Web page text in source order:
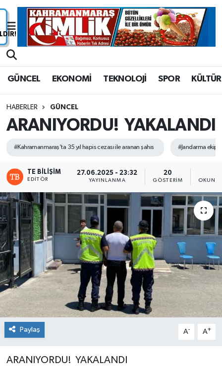
GÜNCEL EKONOMİ TEKNOLOJİ SPOR KÜLTÜR
HABERLER GÜNCEL
ARANIYORDU! YAKALANDI
#Kahramanmaraş’ta 35 yıl hapis cezası ile aranan şahıs #Jandarma
TE BILIŞIM
EDITÖR
27.06.2025 - 23:32
YAYINLANMA
20
GÖSTERIM
Paylaş A- A+
ARANIYORDU! YAKALANDI
Nöbetçi Eczaneler
Haber Arşivi